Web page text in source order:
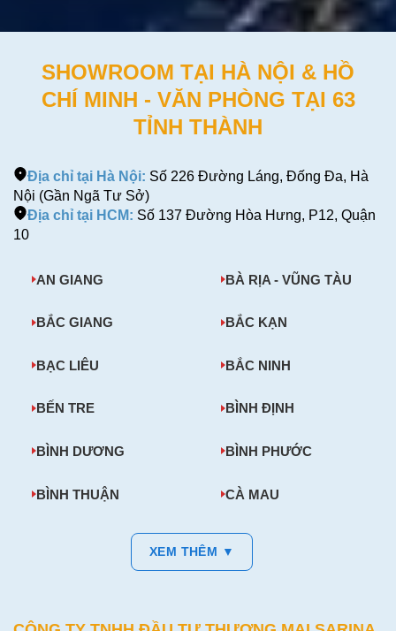
SHOWROOM TẠI HÀ NỘI & HỒ
CHÍ MINH - VĂN PHÒNG TẠI 63
TỈNH THÀNH
Địa chỉ tại Hà Nội: Số 226 Đường Láng, Đống Đa, Hà
Nội (Gần Ngã Tư Sở)
Địa chỉ tại HCM: Số 137 Đường Hòa Hưng, P12, Quận
10
AN GIANG BÀ RỊA - VŨNG TÀU
BẮC GIANG BẮC KẠN
BẠC LIÊU BẮC NINH
BẾN TRE BÌNH ĐỊNH
BÌNH DƯƠNG BÌNH PHƯỚC
BÌNH THUẬN CÀ MAU
XEM THÊM ▼